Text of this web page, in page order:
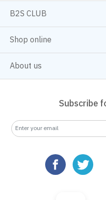
B2S CLUB
Shop online
About us
Subscribe